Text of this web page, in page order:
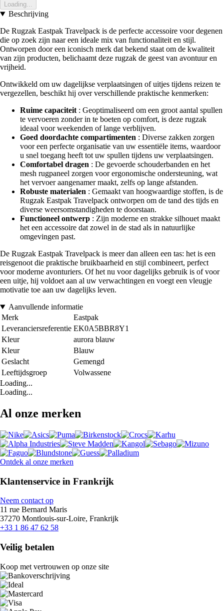
Loading...
Beschrijving
De Rugzak Eastpak Travelpack is de perfecte accessoire voor degenen
die op zoek zijn naar een ideale mix van functionaliteit en stijl.
Ontworpen door een iconisch merk dat bekend staat om de kwaliteit
van zijn producten, belichaamt deze rugzak de geest van avontuur en
vrijheid.
Ontwikkeld om uw dagelijkse verplaatsingen of uitjes tijdens reizen te
vergezellen, beschikt hij over verschillende praktische kenmerken:
Ruime capaciteit : Geoptimaliseerd om een groot aantal spullen
te vervoeren zonder in te boeten op comfort, is deze rugzak
ideaal voor weekenden of lange verblijven.
Goed doordachte compartimenten : Diverse zakken zorgen
voor een perfecte organisatie van uw essentiële items, waardoor
u snel toegang heeft tot uw spullen tijdens uw verplaatsingen.
Comfortabel dragen : De gevoerde schouderbanden en het
mesh rugpaneel zorgen voor ergonomische ondersteuning, wat
het vervoer aangenamer maakt, zelfs op lange afstanden.
Robuste materialen : Gemaakt van hoogwaardige stoffen, is de
Rugzak Eastpak Travelpack ontworpen om de tand des tijds en
diverse weersomstandigheden te doorstaan.
Functioneel ontwerp : Zijn moderne en strakke silhouet maakt
het een accessoire dat zowel in de stad als in natuurlijke
omgevingen past.
De Rugzak Eastpak Travelpack is meer dan alleen een tas: het is een
reisgenoot die praktische bruikbaarheid en stijl combineert, perfect
voor moderne avonturiers. Of het nu voor dagelijks gebruik is of voor
een uitje, hij voldoet aan al uw verwachtingen en voegt een vleugje
motivatie toe aan uw dagelijks leven.
Aanvullende informatie
Merk
Eastpak
Leveranciersreferentie EK0A5BBR8Y1
Kleur
aurora blauw
Kleur
Blauw
Geslacht
Gemengd
Leeftijdsgroep
Volwassene
Loading...
Loading...
Al onze merken
Ontdek al onze merken
Klantenservice in Frankrijk
Neem contact op
11 rue Bernard Maris
37270 Montlouis-sur-Loire, Frankrijk
+33 1 86 47 62 58
Veilig betalen
Koop met vertrouwen op onze site